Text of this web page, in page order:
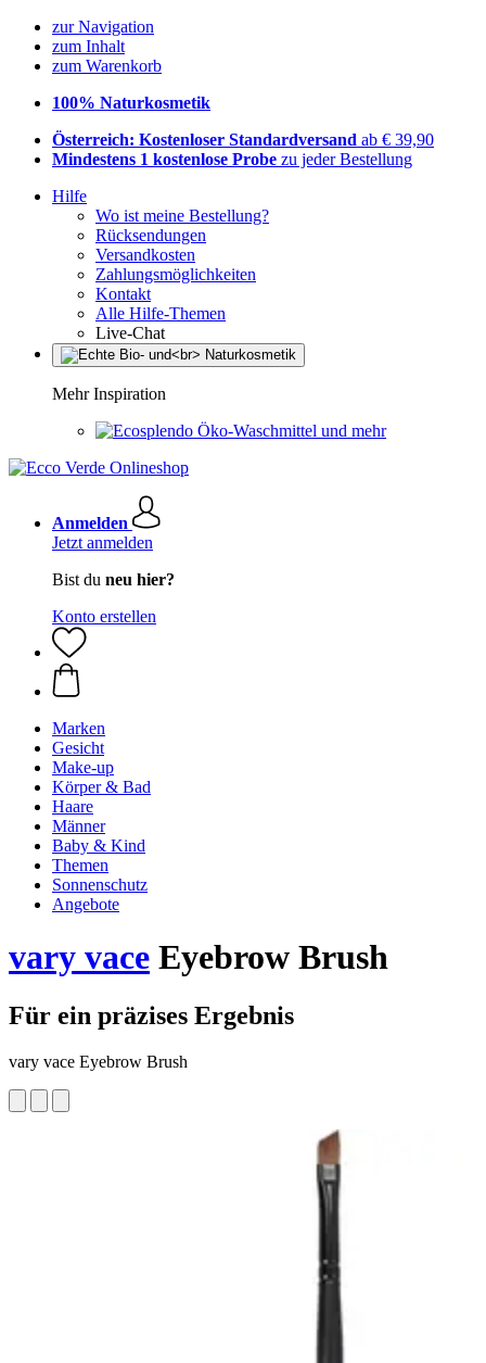
zur Navigation
zum Inhalt
zum Warenkorb
100% Naturkosmetik
Österreich: Kostenloser Standardversand ab € 39,90
Mindestens 1 kostenlose Probe zu jeder Bestellung
Hilfe
Wo ist meine Bestellung?
Rücksendungen
Versandkosten
Zahlungsmöglichkeiten
Kontakt
Alle Hilfe-Themen
Live-Chat
Mehr Inspiration
Öko-Waschmittel und mehr
Anmelden
Jetzt anmelden
Bist du neu hier?
Konto erstellen
Marken
Gesicht
Make-up
Körper & Bad
Haare
Männer
Baby & Kind
Themen
Sonnenschutz
Angebote
vary vace Eyebrow Brush
Für ein präzises Ergebnis
vary vace Eyebrow Brush